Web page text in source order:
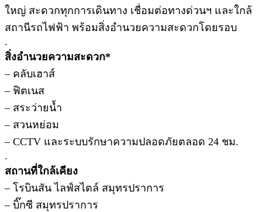
ใหญ่ สะดวกทุกการเดินทาง เชื่อมต่อทางด่วนฯ และใกล้
สถานีรถไฟฟ้า พร้อมสิ่งอำนวยความสะดวกโดยรอบ
.
สิ่งอำนวยความสะดวก*
– คลับเฮาส์
– ฟิตเนส
– สระว่ายน้ำ
– สวนหย่อม
– CCTV และระบบรักษาความปลอดภัยตลอด 24 ชม.
.
สถานที่ใกล้เคียง
– โรบินสัน ไลฟ์สไตล์ สมุทรปราการ
– บิ๊กซี สมุทรปราการ